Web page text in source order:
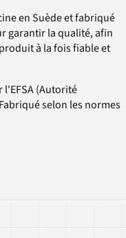
en Suède et fabriqué
garantir la qualité, afin
à la fois fiable et
(Autorité
selon les normes